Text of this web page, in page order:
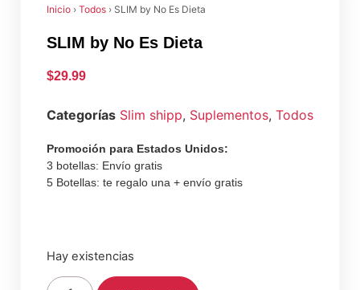
Inicio › Todos › SLIM by No Es Dieta
SLIM by No Es Dieta
$29.99
Categorías Slim shipp, Suplementos, Todos
Promoción para Estados Unidos:
3 botellas: Envío gratis
5 Botellas: te regalo una + envío gratis
Hay existencias